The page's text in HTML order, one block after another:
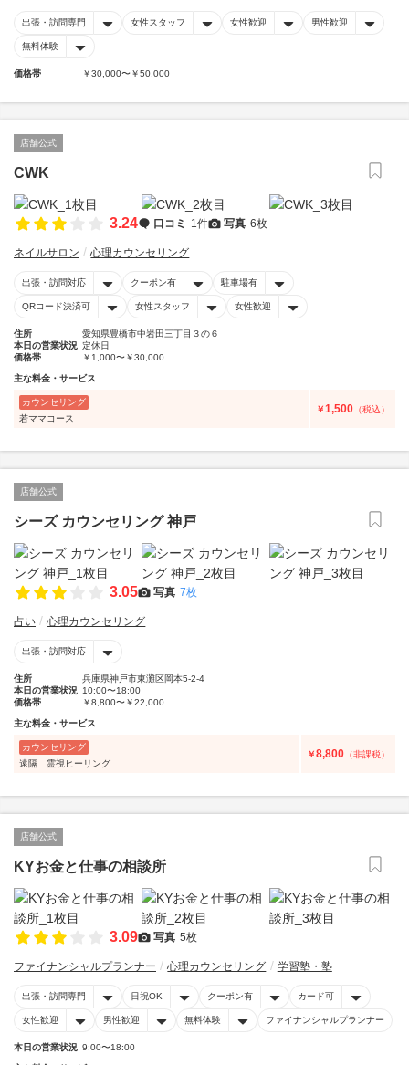
出張・訪問専門 女性スタッフ 女性歓迎 男性歓迎
無料体験
価格帯 ￥30,000〜￥50,000
店舗公式
CWK
3.24 口コミ 1件 写真 6枚
ネイルサロン 心理カウンセリング
出張・訪問対応 クーポン有 駐車場有
QRコード決済可 女性スタッフ 女性歓迎
住所
愛知県豊橋市中岩田三丁目３の６
本日の営業状況 定休日
価格帯
￥1,000〜￥30,000
主な料金・サービス
カウンセリング
若ママコース
￥1,500 （税込）
店舗公式
シーズ カウンセリング 神戸
3.05 写真 7枚
占い 心理カウンセリング
出張・訪問対応
住所
兵庫県神戸市東灘区岡本5-2-4
本日の営業状況 10:00〜18:00
価格帯
￥8,800〜￥22,000
主な料金・サービス
カウンセリング
遠隔 霊視ヒーリング
￥8,800 （非課税）
店舗公式
KYお金と仕事の相談所
3.09 写真 5枚
ファイナンシャルプランナー 心理カウンセリング 学習塾・塾
出張・訪問専門 日祝OK クーポン有 カード可
女性歓迎 男性歓迎 無料体験 ファイナンシャルプランナー
本日の営業状況 9:00〜18:00